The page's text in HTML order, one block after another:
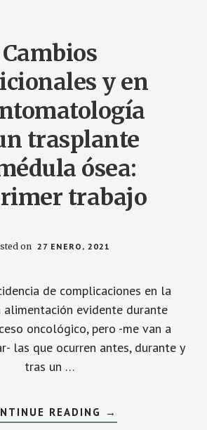
Cambios
y en
trasplante
ósea:
trabajo
on 27 ENERO, 2021
de complicaciones en la
alimentación evidente durante
oncológico, pero -me van a
las que ocurren antes, durante y
tras un …
READING ACERCA
DE
→